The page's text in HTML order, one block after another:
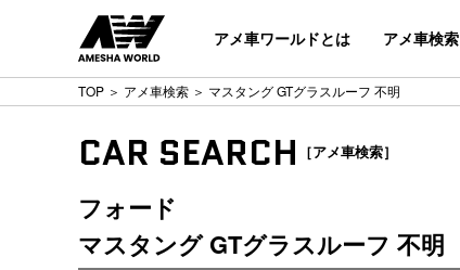
アメ車ワールドとは アメ車検索
TOP ＞ アメ車検索 ＞ マスタング GTグラスルーフ 不明
CAR SEARCH ［アメ車検索］
フォード
マスタング GTグラスルーフ 不明